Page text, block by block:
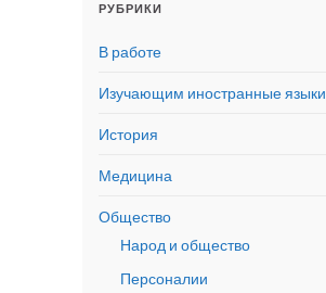
РУБРИКИ
В работе
Изучающим иностранные языки
История
Медицина
Общество
Народ и общество
Персоналии